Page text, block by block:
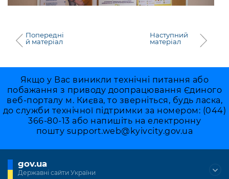
Попередні
й матеріал
Наступний
матеріал
Якщо у Вас виникли технічні питання або
побажання з приводу доопрацювання Єдиного
веб-порталу м. Києва, то зверніться, будь ласка,
до служби технічної підтримки за номером: (044)
366-80-13 або напишіть на електронну
пошту support.web@kyivcity.gov.ua
gov.ua
Державні сайти України